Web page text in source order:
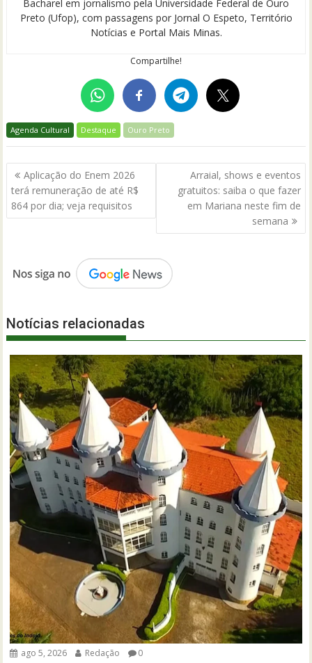
Bacharel em jornalismo pela Universidade Federal de Ouro
Preto (Ufop), com passagens por Jornal O Espeto, Território
Notícias e Portal Mais Minas.
Compartilhe!
Agenda Cultural Destaque Ouro Preto
Navegação
de
Post
Aplicação do Enem 2026
terá remuneração de até R$
864 por dia; veja requisitos
Arraial, shows e eventos
gratuitos: saiba o que fazer
em Mariana neste fim de
semana
Notícias relacionadas
ago 5, 2026 Redação 0